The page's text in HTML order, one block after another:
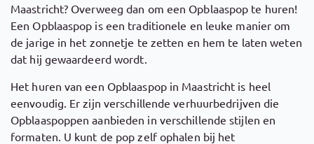
Maastricht? Overweeg dan om een Opblaaspop te huren!
Een Opblaaspop is een traditionele en leuke manier om
de jarige in het zonnetje te zetten en hem te laten weten
dat hij gewaardeerd wordt.
Het huren van een Opblaaspop in Maastricht is heel
eenvoudig. Er zijn verschillende verhuurbedrijven die
Opblaaspoppen aanbieden in verschillende stijlen en
formaten. U kunt de pop zelf ophalen bij het